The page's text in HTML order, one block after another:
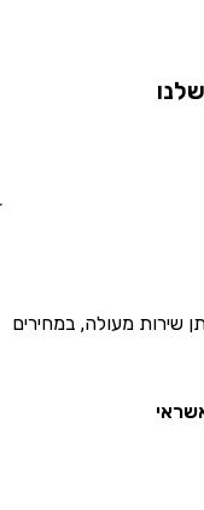
שירות מעולה, במחירים